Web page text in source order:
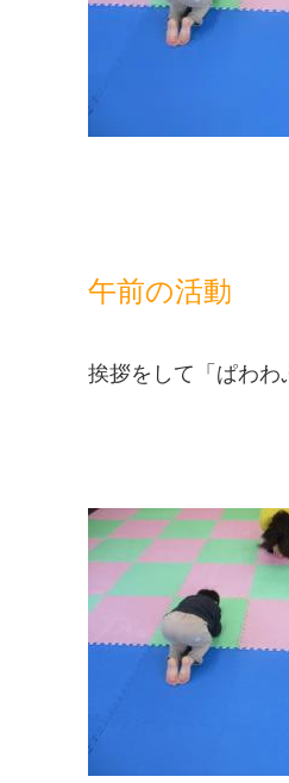
午前の活動
挨拶をして「ぱわわ